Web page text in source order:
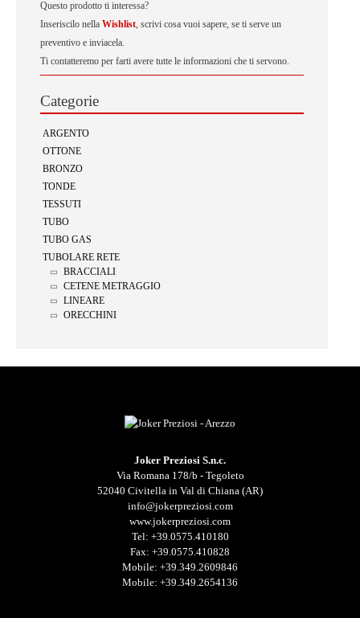
Questo prodotto ti interessa?
Inseriscilo nella Wishlist, scrivi cosa vuoi sapere, se ti serve un
preventivo e inviacela.
Ti contatteremo per farti avere tutte le informazioni che ti servono.
Categorie
ARGENTO
OTTONE
BRONZO
TONDE
TESSUTI
TUBO
TUBO GAS
TUBOLARE RETE
BRACCIALI
CETENE METRAGGIO
LINEARE
ORECCHINI
Joker Preziosi S.n.c.
Via Romana 178/b - Tegoleto
52040 Civitella in Val di Chiana (AR)
info@jokerpreziosi.com
www.jokerpreziosi.com
Tel: +39.0575.410180
Fax: +39.0575.410828
Mobile: +39.349.2609846
Mobile: +39.349.2654136